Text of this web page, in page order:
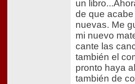
un
de que
nuevas. Me
mi nuevo
cante las
también el
pronto haya
también de